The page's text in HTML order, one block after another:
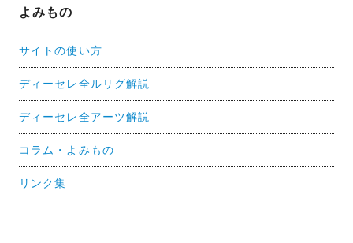
よみもの
サイトの使い方
ディーセレ全ルリグ解説
ディーセレ全アーツ解説
コラム・よみもの
リンク集